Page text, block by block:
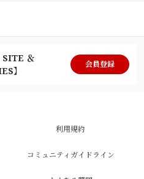
＆
】
会員登録
利用規約
コミュニティガイドライン